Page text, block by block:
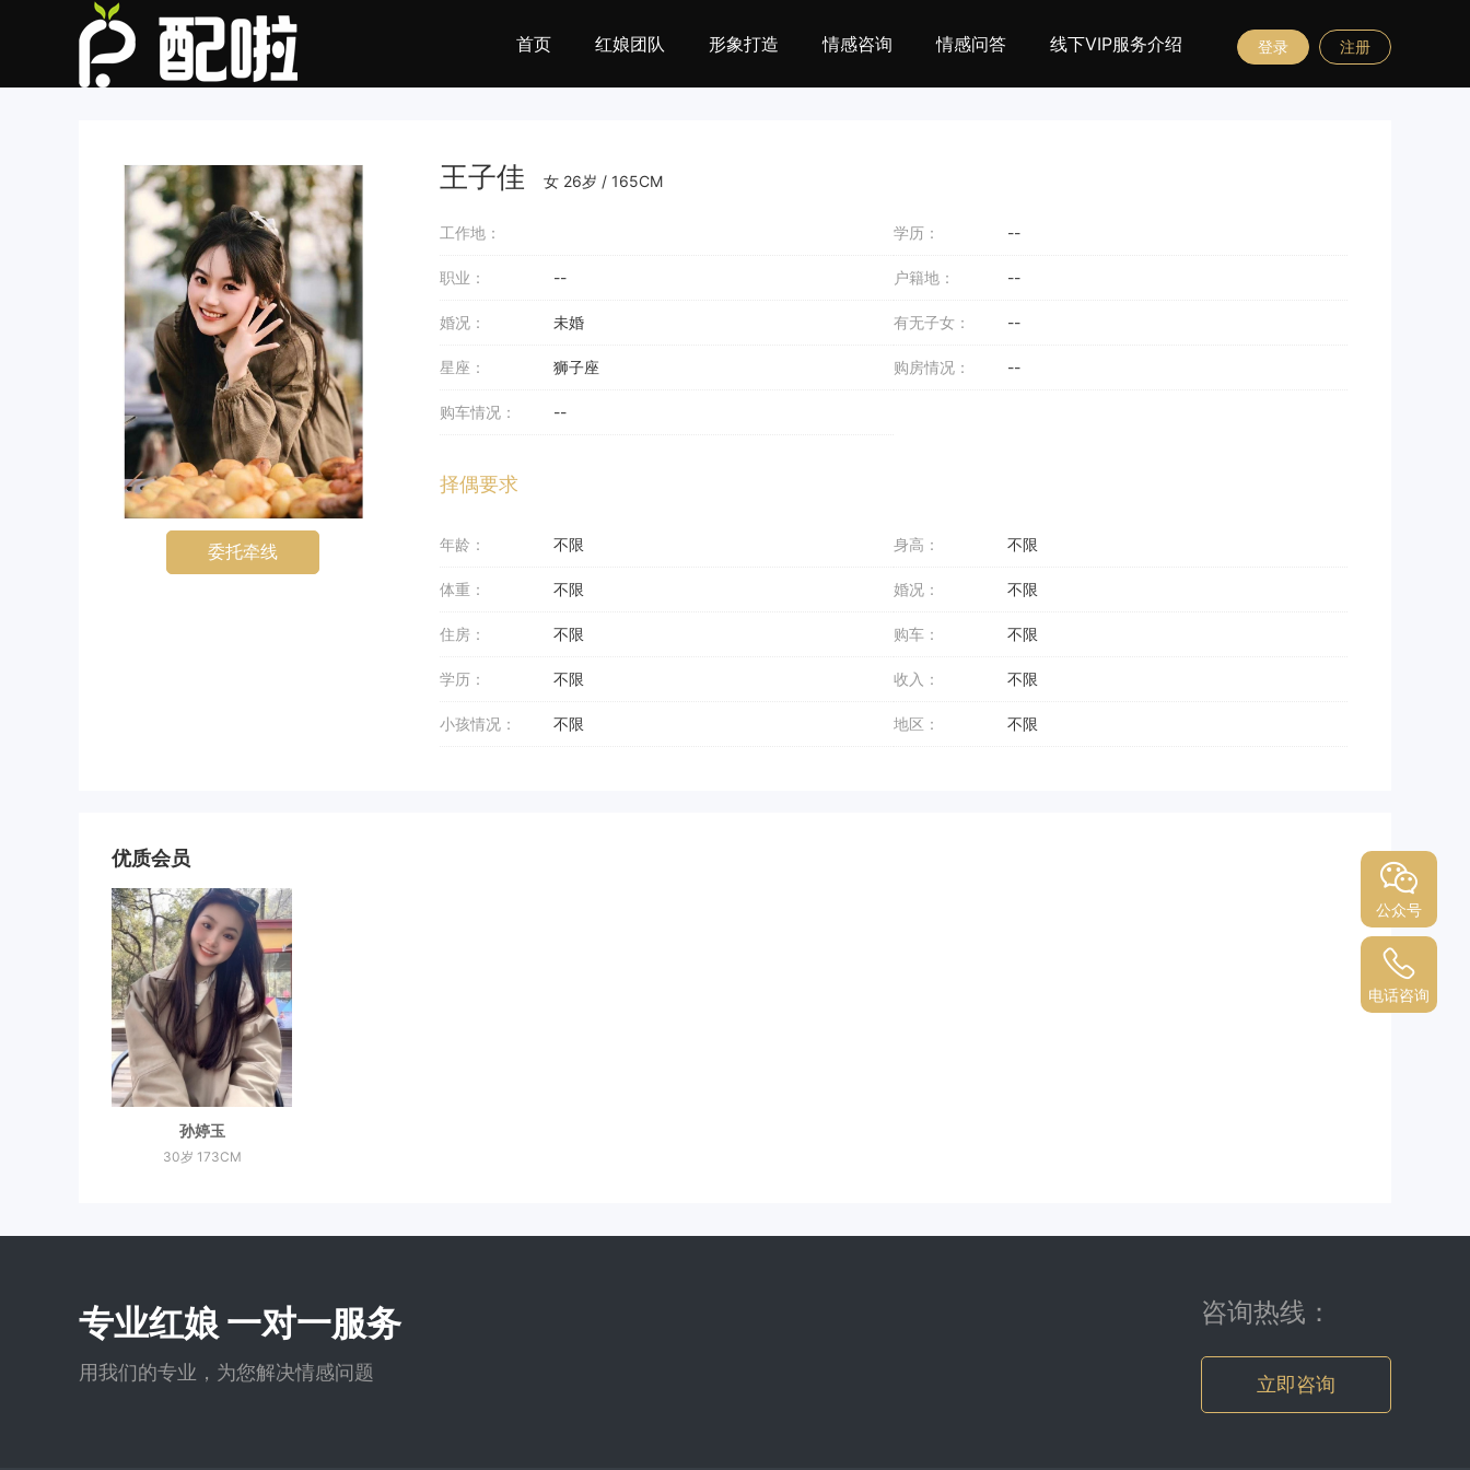
登录 注册
首页 红娘团队 形象打造 情感咨询 情感问答 线下VIP服务介绍
委托牵线
王子佳 女 26岁 / 165CM
工作地： 学历： --
职业： -- 户籍地： --
婚况： 未婚 有无子女： --
星座： 狮子座 购房情况： --
购车情况： --
择偶要求
年龄： 不限 身高： 不限
体重： 不限 婚况： 不限
住房： 不限 购车： 不限
学历： 不限 收入： 不限
小孩情况： 不限 地区： 不限
优质会员
孙婷玉
30岁 173CM
专业红娘 一对一服务
用我们的专业，为您解决情感问题
咨询热线：
立即咨询
公众号
电话咨询